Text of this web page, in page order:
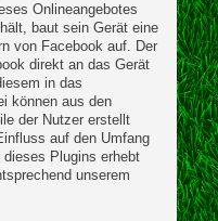
Onlineangebotes
baut sein Gerät eine
von Facebook auf. Der
direkt an das Gerät
in das
können aus den
der Nutzer erstellt
auf den Umfang
Plugins erhebt
unserem